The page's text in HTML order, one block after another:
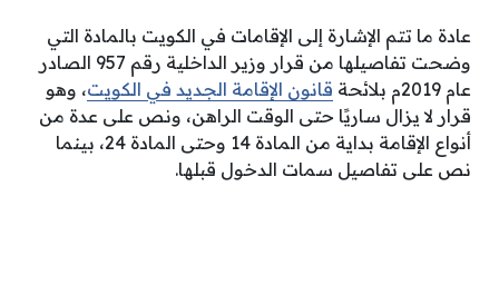
عادة ما تتم الإشارة إلى الإقامات في الكويت بالمادة التي
وضحت تفاصيلها من قرار وزير الداخلية رقم 957 الصادر
عام 2019م بلائحة
قانون الإقامة الجديد في الكويت، وهو
قرار لا يزال ساريًا حتى الوقت الراهن، ونص على عدة من
أنواع الإقامة بداية من المادة 14 وحتى المادة 24، بينما
نص على تفاصيل سمات الدخول قبلها.